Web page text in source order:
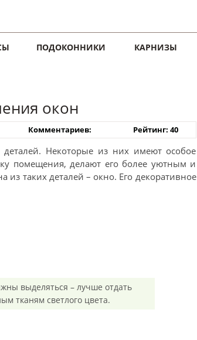
ПОДОКОННИКИ КАРНИЗЫ
окон
Комментариев: Рейтинг: 40
Некоторые из них имеют особое
помещения, делают его более уютным и
таких деталей – окно. Его декоративное
выделяться – лучше отдать
тканям светлого цвета.